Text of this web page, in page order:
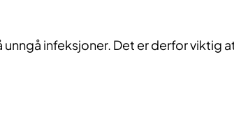
infeksjoner. Det er derfor viktig